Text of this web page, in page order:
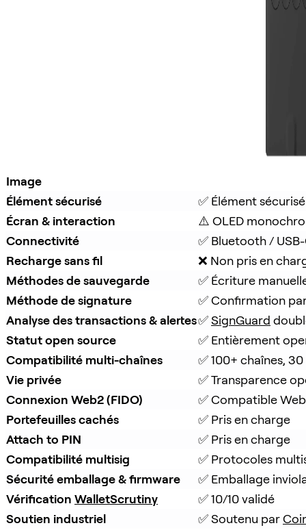
Image
Élément sécurisé
✅ Élément
Écran & interaction
⚠️ OLED
Connectivité
✅ Bluetooth /
Recharge sans fil
❌ Non pris en
Méthodes de sauvegarde
✅ Écriture
Méthode de signature
✅ Confirmation
Analyse des transactions & alertes✅ SignGuard
Statut open source
✅ Entièrement
Compatibilité multi-chaînes
✅ 100+ chaînes,
Vie privée
✅ Transparence
Connexion Web2 (FIDO)
✅ Compatible
Portefeuilles cachés
✅ Pris en charge
Attach to PIN
✅ Pris en charge
Compatibilité multisig
✅ Protocoles
Sécurité emballage & firmware
✅ Emballage
Vérification WalletScrutiny
✅ 10/10 validé
Soutien industriel
✅ Soutenu par